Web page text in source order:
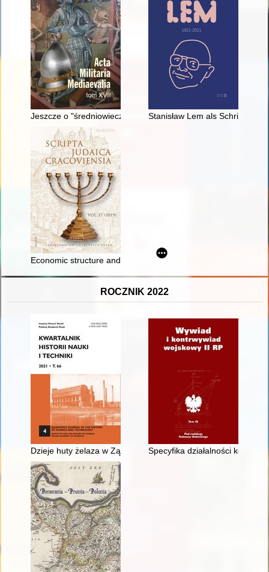
Jeszcze o "średniowiecznym grocie włóczni" z Rudnika nad
Stanisław Lem als
Economic structure and key partnerships of Vilnius Jews
ROCZNIK 2022
Dzieje huty żelaza w Ząbkowicach. Industrialne związki
Specyfika działalności